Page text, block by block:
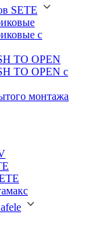
SETE
с
TO OPEN
TO OPEN с
монтажа